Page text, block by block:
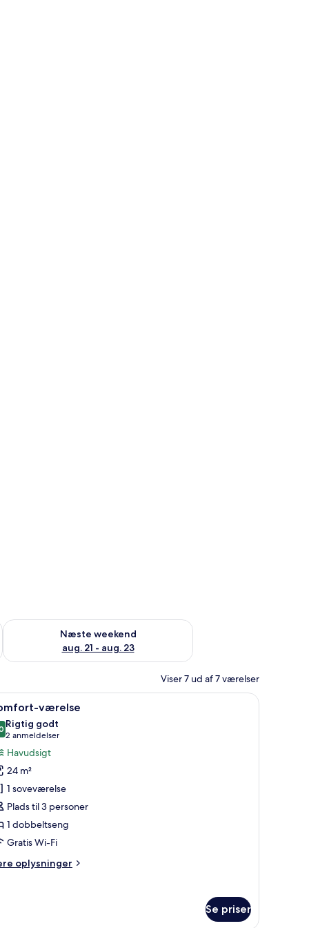
14 - aug. 16
Næste weekend
aug. 21 - aug. 23
Tjek tilgængelighed for næste weekend aug. 21 - aug. 23
Viser 7 ud af 7 værelser
med lampe, en vase med blomster og havudsigt gennem en skydedør.
Et hotelværelse med en stor seng, et
12 værelse
ud af 10
Rigtig godt
2 anmeldelser
(2
anmeldelser)
Havudsigt
24 m²
1 soveværelse
Plads til 3 personer
1 dobbeltseng
Gratis Wi-Fi
oplysninger
Se priser